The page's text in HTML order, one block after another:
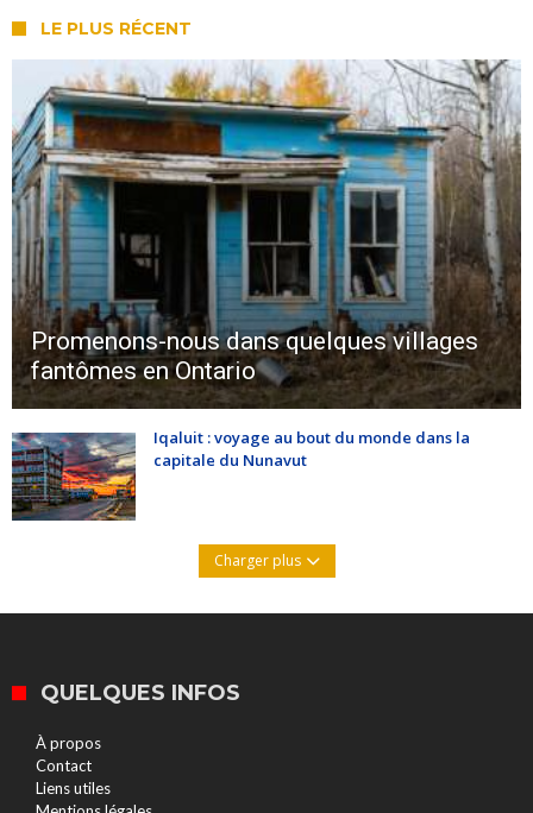
LE PLUS RÉCENT
Promenons-nous dans quelques villages
fantômes en Ontario
Iqaluit : voyage au bout du monde dans la
capitale du Nunavut
Charger plus
QUELQUES INFOS
À propos
Contact
Liens utiles